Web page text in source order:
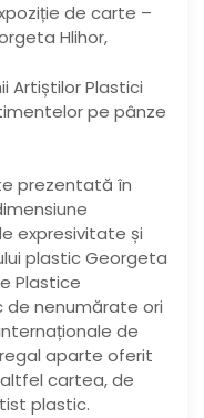
de carte –
Hlihor,
Artiștilor Plastici
pe pânze
prezentată în
expresivitate și
plastic Georgeta
Plastice
de nenumărate ori
de
aparte oferit
cartea, de
plastic.